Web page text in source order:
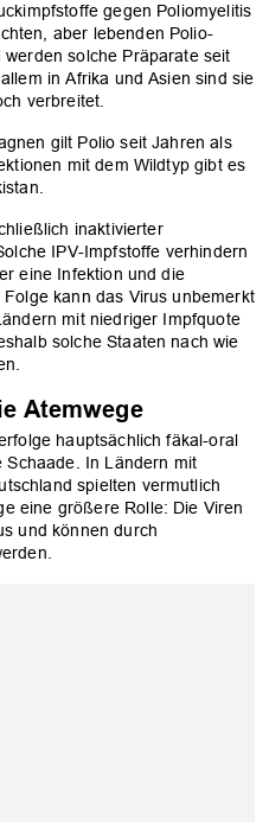
gegen Poliomyelitis
aber lebenden Polio-
solche Präparate seit
in Afrika und Asien sind sie
verbreitet.
gilt Polio seit Jahren als
mit dem Wildtyp gibt es
inaktivierter
IPV-Impfstoffe verhindern
eine Infektion und die
kann das Virus unbemerkt
mit niedriger Impfquote
solche Staaten nach wie
Atemwege
hauptsächlich fäkal-oral
Schaade. In Ländern mit
spielten vermutlich
eine größere Rolle: Die Viren
und können durch